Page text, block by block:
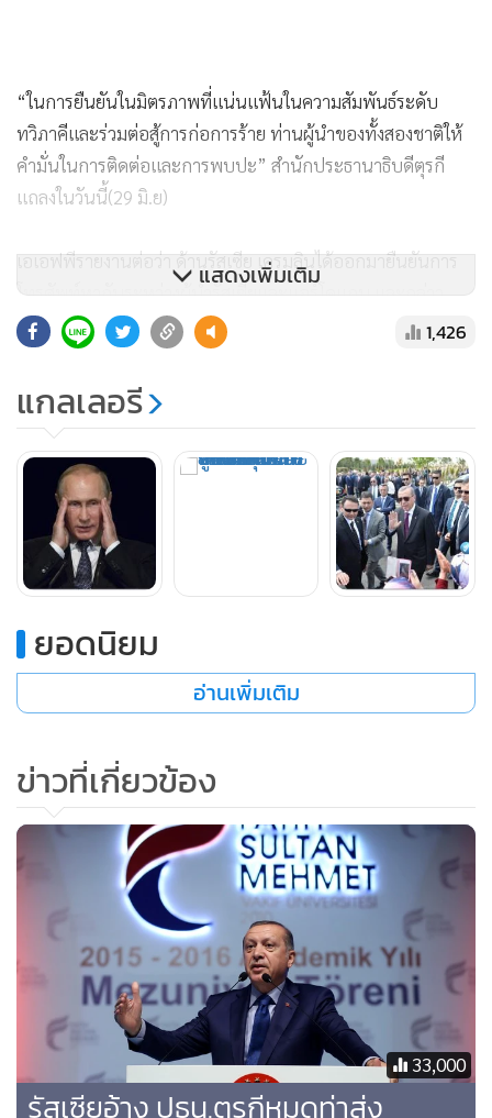
“ในการยืนยันในมิตรภาพที่แน่นแฟ้นในความสัมพันธ์ระดับ
ทวิภาคีและร่วมต่อสู้การก่อการร้าย ท่านผู้นำของทั้งสองชาติให้
คำมั่นในการติดต่อและการพบปะ” สำนักประธานาธิบดีตุรกี
แถลงในวันนี้(29 มิ.ย)
เอเอฟพีรายงานต่อว่า ด้านรัสเซีย เครมลินได้ออกมายืนยันการ
โทรศัพท์หากันระหว่างผู้นำรัสเซียและแอร์โดแกน และกล่าว
ต่อว่า จะมีแถลงการณ์ในเรื่องนี้ออกมาภายหลัง
นอกจากนี้ความคืบหน้าหลังการโทรศัพท์แล้วพบว่า ผู้นำรัสเซีย
ได้สั่งการให้เครมลินเริ่มดำเนินการปรับความสัมพันธ์ทางการค้า
กับตุรกี โดยมีคำสั่งให้ยกเลิกการคว่ำบาตรกับตุรกีทางการค้า
และรวมไปถึงการยกเลิกประกาศห้ามพลเมืองรัสเซียเดินทาง
เยือนตุรกี
ล่าสุดมีรายงานว่าทั้งปูตินและเออร์โดแกนจะพบปะกันในการ
แสดงเพิ่มเติม
1,426
แกลเลอรี
ยอดนิยม
อ่านเพิ่มเติม
ข่าวที่เกี่ยวข้อง
33,000
รัสเซียอ้าง ปธน.ตุรกีหมดท่าส่ง